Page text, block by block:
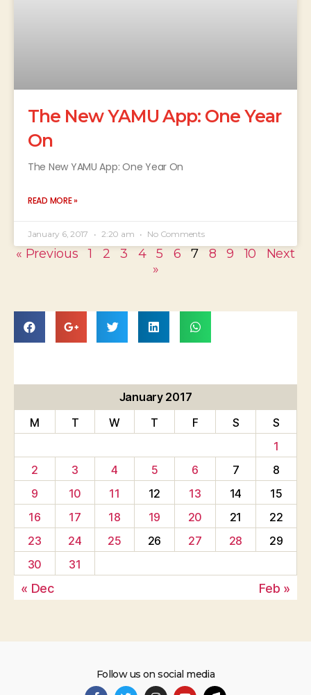
The New YAMU App: One Year
On
The New YAMU App: One Year On
READ MORE »
January 6, 2017 2:20 am No Comments
« Previous 1 2 3 4 5 6 7 8 9 10
Next
»
January 2017
M
T W T F S
S
1
2
3 4 5 6 7
8
9
10 11 12 13 14
15
16
17 18 19 20 21
22
23
24 25 26 27 28
29
30
31
« Dec Feb »
Follow us on social media